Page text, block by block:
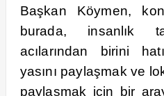
Başkan Köymen,
burada, insanlık
acılarından birini
yasını paylaşmak ve
paylaşmak için bir